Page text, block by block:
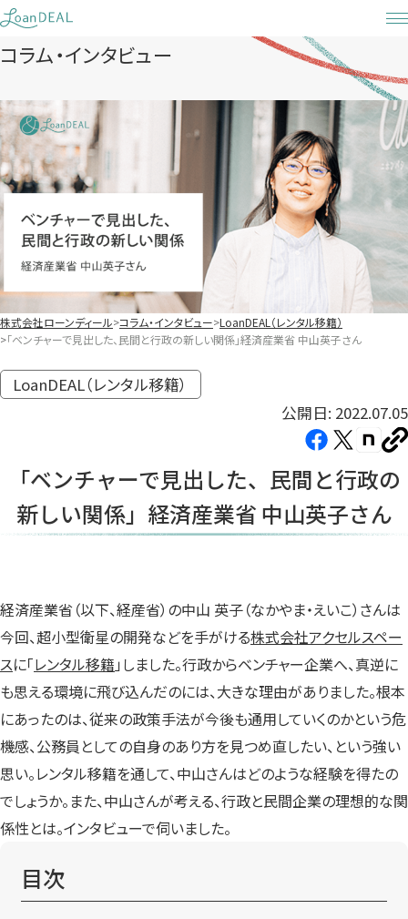
Skip
to
content
コラム・インタビュー
株式会社ローンディール コラム・インタビュー LoanDEAL（レンタル移籍）
「ベンチャーで見出した、民間と行政の新しい関係」経済産業省 中山英子さん
LoanDEAL（レンタル移籍）
公開日: 2022.07.05
Facebook（新
い
タ
ブ
き
ま
す）
X（新
い
タ
ブ
き
ま
す）
note（新
い
タ
ブ
き
ま
す）
コ
「ベンチャーで見出した、民間と行政の
新しい関係」経済産業省 中山英子さん
経済産業省（以下、経産省）の中山 英子（なかやま・えいこ）さんは
今回、超小型衛星の開発などを手がける株式会社アクセルスペー
スに「レンタル移籍 」しました。行政からベンチャー企業へ、真逆に
も思える環境に飛び込んだのには、大きな理由がありました。根本
にあったのは、従来の政策手法が今後も通用していくのかという危
機感、公務員としての自身のあり方を見つめ直したい、という強い
思い。レンタル移籍を通して、中山さんはどのような経験を得たの
でしょうか。また、中山さんが考える、行政と民間企業の理想的な関
係性とは。インタビューで伺いました。
目次